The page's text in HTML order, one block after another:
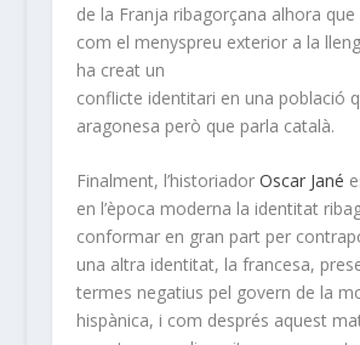
de la Franja ribagorçana alhora que
com el menyspreu exterior a la
ha creat un
conflicte identitari en una població
aragonesa però que parla català.
Finalment, l’historiador Oscar Jané
en l’època moderna la identitat
conformar en gran part per
una altra identitat, la francesa,
termes negatius pel govern de la
hispànica, i com després aquest